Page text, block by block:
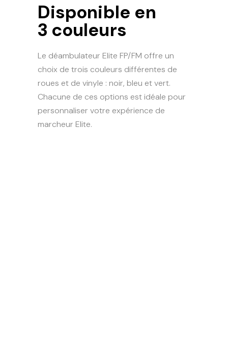
Disponible en
3 couleurs
Le déambulateur Elite FP/FM offre un
choix de trois couleurs différentes de
roues et de vinyle : noir, bleu et vert.
Chacune de ces options est idéale pour
personnaliser votre expérience de
marcheur Elite.